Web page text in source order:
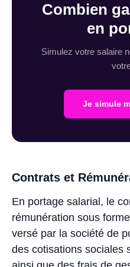
Combien
en
Simulez votre salaire
Je simule
Contrats et
En portage salarial, le
rémunération sous
versé par la société de
des cotisations sociales